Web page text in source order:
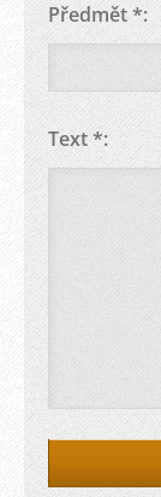
Předmět *:
Text *: